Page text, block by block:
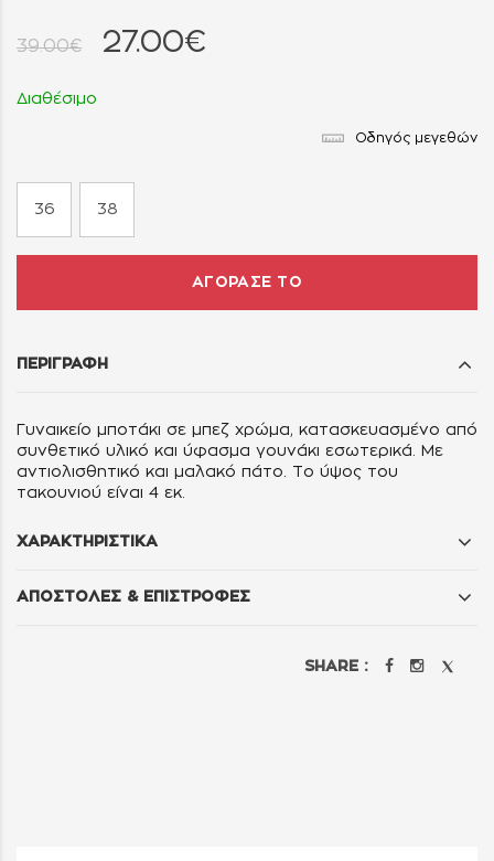
39.00€ 27.00€
Διαθέσιμο
Οδηγός μεγεθών
36 38
ΑΓΟΡΑΣΕ ΤΟ
ΠΕΡΙΓΡΑΦΗ
Γυναικείο μποτάκι σε μπεζ χρώμα, κατασκευασμένο από
συνθετικό υλικό και ύφασμα γουνάκι εσωτερικά. Με
αντιολισθητικό και μαλακό πάτο. Το ύψος του
τακουνιού είναι 4 εκ.
ΧΑΡΑΚΤΗΡΙΣΤΙΚΑ
ΑΠΟΣΤΟΛΕΣ & ΕΠΙΣΤΡΟΦΕΣ
SHARE :